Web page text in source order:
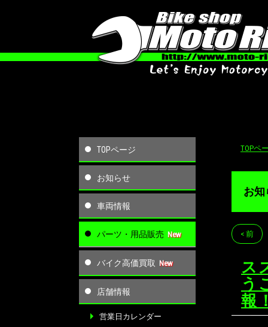
TOPページ
お知らせ
車両情報
パーツ・用品販売
バイク高価買取
店舗情報
営業日カレンダー
TOPペ
お知
< 前
ス
う
報